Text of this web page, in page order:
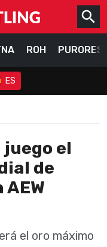
ROH
ES
el
de
AEW
el oro máximo